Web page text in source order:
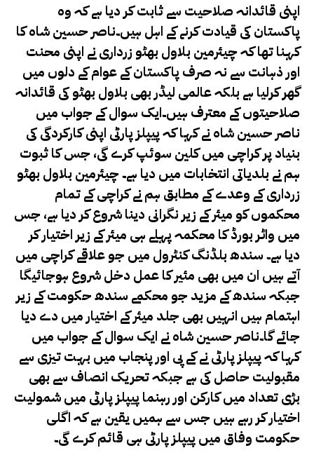
اپنی قائدانہ صلاحیت سے ثابت کر دیا ہے کہ وہ
پاکستان کی قیادت کرنے کے اہل ہیں۔ناصر حسین شاہ کا
کہنا تھا کہ چیئرمین بلاول بھٹو زرداری نے اپنی محنت
اور ذہانت سے نہ صرف پاکستان کے عوام کے دلوں میں
گھر کرلیا ہے بلکہ عالمی لیڈر بھی بلاول بھٹو کی قائدانہ
صلاحیتوں کے معترف ہیں۔ایک سوال کے جواب میں
ناصر حسین شاہ نے کہا کہ پیپلز پارٹی اپنی کارکردگی کی
بنیاد پر کراچی میں کلین سوئپ کرے گی، جس کا ثبوت
ہم نے بلدیاتی انتخابات میں دیا ہے۔ چیئرمین بلاول بھٹو
زرداری کے وعدے کے مطابق ہم نے کراچی کے تمام
محکموں کو میئر کے زیر نگرانی دینا شروع کر دیا ہے، جس
میں واٹر بورڈ کا محکمہ پہلے ہی میئر کے زیر اختیار کر
دیا ہے۔ سندھ بلڈنگ کنٹرول میں جو علاقے کراچی میں
آتے ہیں ان میں بھی مئیر کا عمل دخل شروع ہوجائیگا
جبکہ سندھ کے مزید جو محکمے سندھ حکومت کے زیر
اہتمام ہیں انہیں بھی جلد میئر کے اختیار میں دے دیا
جائے گا۔ناصر حسین شاہ نے ایک سوال کے جواب میں
کہا کہ پیپلز پارٹی نے کے پی اور پنجاب میں بہت تیزی سے
مقبولیت حاصل کی ہے جبکہ تحریک انصاف سے بھی
بڑی تعداد میں کارکن اور رہنما پیپلز پارٹی میں شمولیت
اختیار کر رہے ہیں جس سے ہمیں یقین ہے کہ اگلی
حکومت وفاق میں پیپلز پارٹی ہی قائم کرے گی۔